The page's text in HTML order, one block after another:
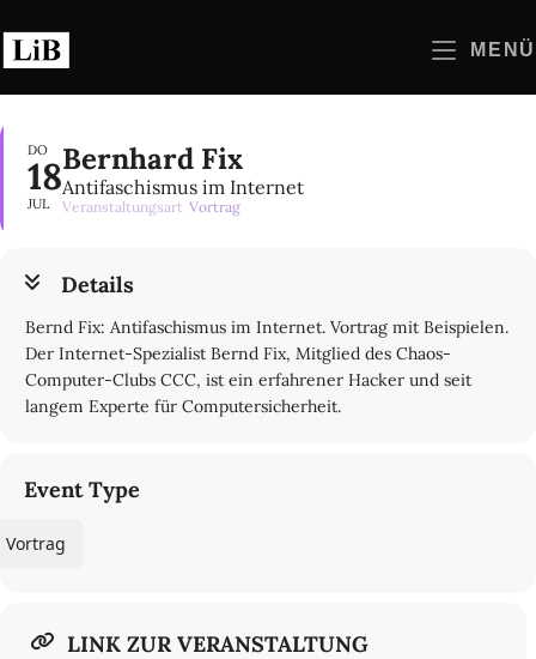
Inhalt
springen
MENÜ
DO
18
JUL
Bernhard Fix
Antifaschismus im Internet
Veranstaltungsart Vortrag
Details
Bernd Fix: Antifaschismus im Internet. Vortrag mit Beispielen.
Der Internet-Spezialist Bernd Fix, Mitglied des Chaos-
Computer-Clubs CCC, ist ein erfahrener Hacker und seit
langem Experte für Computersicherheit.
Event Type
Vortrag
LINK ZUR VERANSTALTUNG